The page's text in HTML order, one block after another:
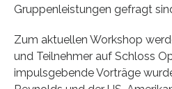
Gruppenleistungen gefragt
Zum aktuellen Workshop
und Teilnehmer auf Schloss
impulsgebende Vorträge